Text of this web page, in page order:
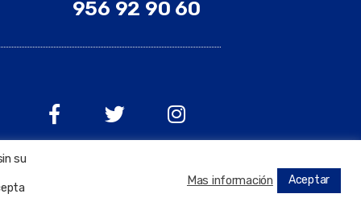
956 92 90 60
su
Mas información Aceptar